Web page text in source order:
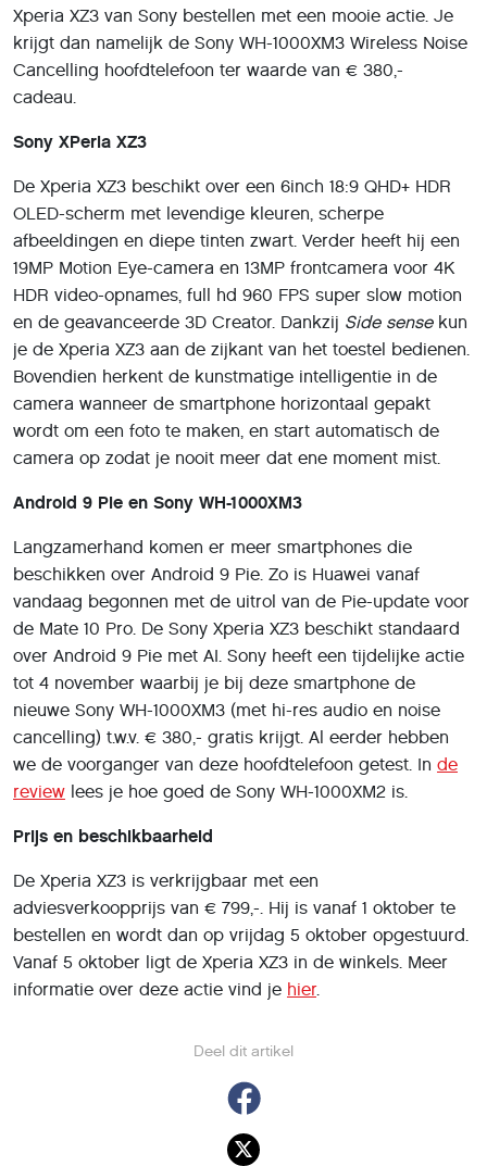
Deel dit artikel
Xperia XZ3 van Sony bestellen met een mooie actie. Je
krijgt dan namelijk de Sony WH-1000XM3 Wireless Noise
Cancelling hoofdtelefoon ter waarde van € 380,-
cadeau.
Sony XPeria XZ3
De Xperia XZ3 beschikt over een 6inch 18:9 QHD+ HDR
OLED-scherm met levendige kleuren, scherpe
afbeeldingen en diepe tinten zwart. Verder heeft hij een
19MP Motion Eye-camera en 13MP frontcamera voor 4K
HDR video-opnames, full hd 960 FPS super slow motion
en de geavanceerde 3D Creator. Dankzij Side sensekun
je de Xperia XZ3 aan de zijkant van het toestel bedienen.
Bovendien herkent de kunstmatige intelligentie in de
camera wanneer de smartphone horizontaal gepakt
wordt om een foto te maken, en start automatisch de
camera op zodat je nooit meer dat ene moment mist.
Android 9 Pie en Sony WH-1000XM3
Langzamerhand komen er meer smartphones die
beschikken over Android 9 Pie. Zo is Huawei vanaf
vandaag begonnen met de uitrol van de Pie-update voor
de Mate 10 Pro. De Sony Xperia XZ3 beschikt standaard
over Android 9 Pie met AI. Sony heeft een tijdelijke actie
tot 4 november waarbij je bij deze smartphone de
nieuwe Sony WH-1000XM3 (met hi-res audio en noise
cancelling) t.w.v. € 380,- gratis krijgt. Al eerder hebben
we de voorganger van deze hoofdtelefoon getest. In de
review lees je hoe goed de Sony WH-1000XM2 is.
Prijs en beschikbaarheid
De Xperia XZ3 is verkrijgbaar met een
adviesverkoopprijs van € 799,-. Hij is vanaf 1 oktober te
bestellen en wordt dan op vrijdag 5 oktober opgestuurd.
Vanaf 5 oktober ligt de Xperia XZ3 in de winkels. Meer
informatie over deze actie vind je hier.